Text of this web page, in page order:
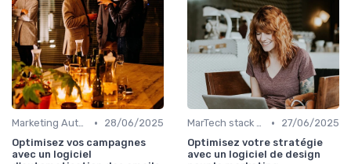
Marketing Automation & CRM •
28/06/2025
Optimisez vos campagnes
avec un logiciel
MarTech stack du directeur marketing •
27/06/2025
Optimisez votre stratégie
avec un logiciel de design